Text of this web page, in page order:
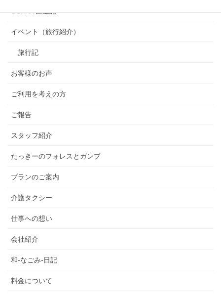
OSAKA 西遊記
イベント（旅行紹介）
旅行記
お客様のお声
ご利用を考えの方
ご報告
スタッフ紹介
たっきーのフォレスとガンプ
プランのご案内
介護タクシー
仕事への想い
会社紹介
和-なごみ-日記
料金について